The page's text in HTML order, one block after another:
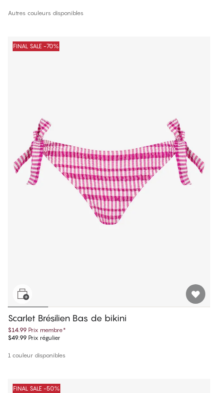
Autres couleurs disponibles
FINAL SALE -70%
Scarlet Brésilien Bas de bikini
$14.99 Prix membre*
$49.99 Prix régulier
1 couleur disponibles
FINAL SALE -50%